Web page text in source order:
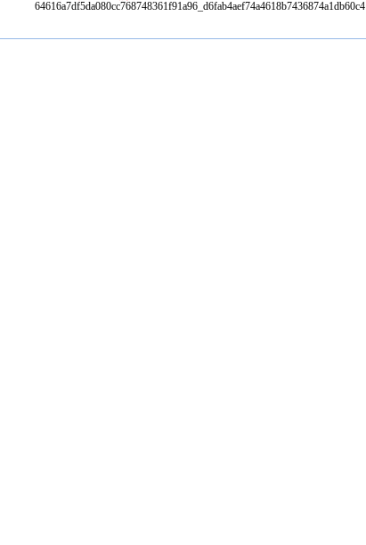
64616a7df5da080cc768748361f91a96_d6fab4aef74a4618b7436874a1db60c4